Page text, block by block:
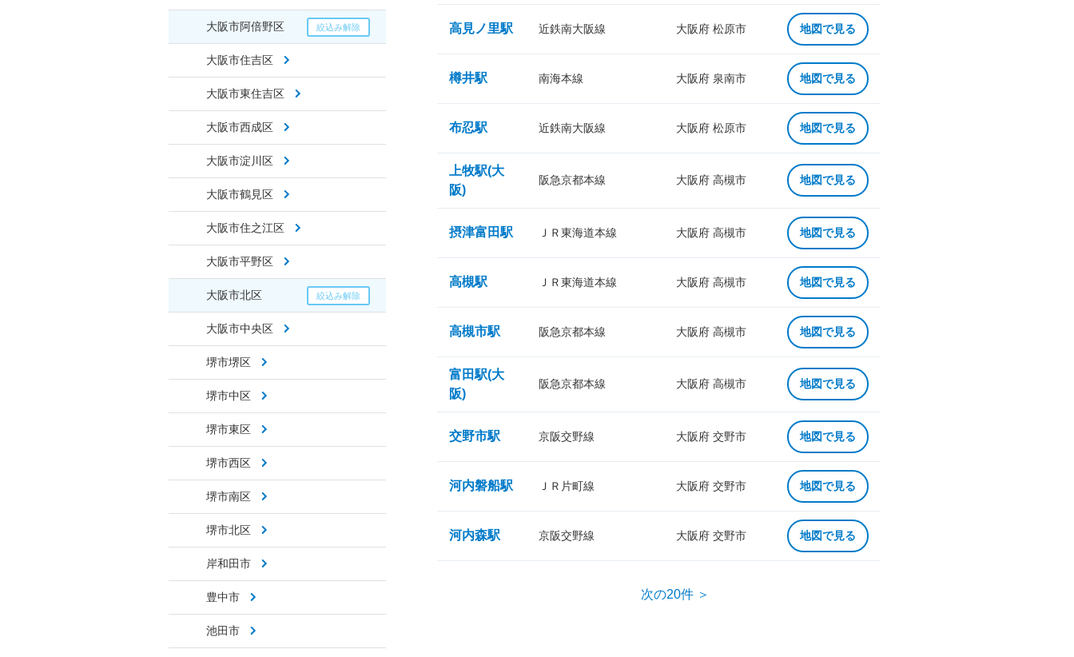
大阪市阿倍野区
大阪市住吉区
大阪市東住吉区
大阪市西成区
大阪市淀川区
大阪市鶴見区
大阪市住之江区
大阪市平野区
大阪市北区
大阪市中央区
堺市堺区
堺市中区
堺市東区
堺市西区
堺市南区
堺市北区
岸和田市
豊中市
池田市
高見ノ里駅 近鉄南大阪線 大阪府 松原市 地図で見る
樽井駅 南海本線 大阪府 泉南市 地図で見る
布忍駅 近鉄南大阪線 大阪府 松原市 地図で見る
上牧駅(大
阪)
阪急京都本線 大阪府 高槻市 地図で見る
摂津富田駅 ＪＲ東海道本線 大阪府 高槻市 地図で見る
高槻駅 ＪＲ東海道本線 大阪府 高槻市 地図で見る
高槻市駅 阪急京都本線 大阪府 高槻市 地図で見る
富田駅(大
阪)
阪急京都本線 大阪府 高槻市 地図で見る
交野市駅 京阪交野線 大阪府 交野市 地図で見る
河内磐船駅 ＪＲ片町線 大阪府 交野市 地図で見る
河内森駅 京阪交野線 大阪府 交野市 地図で見る
次の20件 ＞